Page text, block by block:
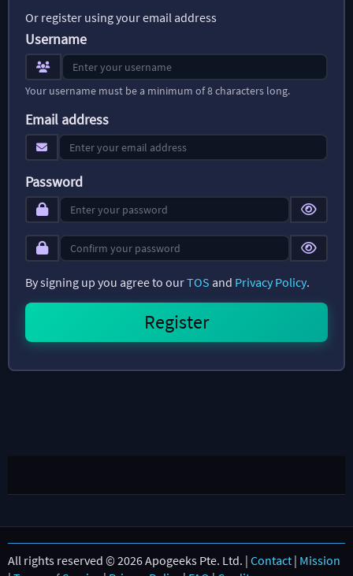
Or register using your email address
Username
Your username must be a minimum of 8 characters long.
Email address
Password
By signing up you agree to ourTOS and Privacy Policy.
All rights reserved © 2026 Apogeeks Pte. Ltd. | Contact | Mission